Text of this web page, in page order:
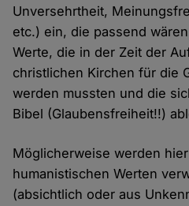
Unversehrtheit,
etc.) ein, die passend
Werte, die in der Zeit der
christlichen Kirchen für die
werden mussten und die
Bibel (Glaubensfreiheit!!)
Möglicherweise werden
humanistischen Werten
(absichtlich oder aus